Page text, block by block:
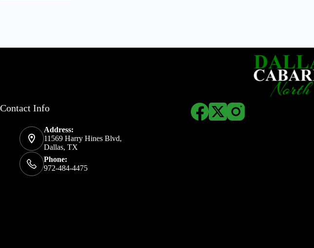
Contact Info
Address:
11569 Harry Hines Blvd,
Dallas, TX
Phone:
972-484-4475